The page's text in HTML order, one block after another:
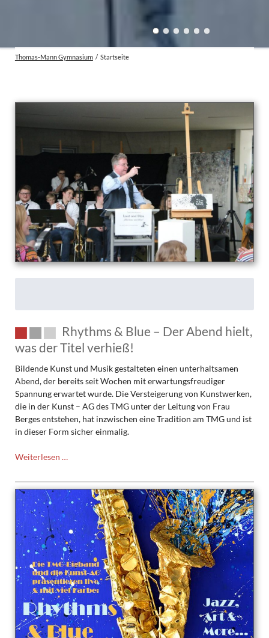
Thomas-Mann Gymnasium Startseite
Rhythms & Blue – Der Abend hielt,
was der Titel verhieß!
Bildende Kunst und Musik gestalteten einen unterhaltsamen
Abend, der bereits seit Wochen mit erwartungsfreudiger
Spannung erwartet wurde. Die Versteigerung von Kunstwerken,
die in der Kunst – AG des TMG unter der Leitung von Frau
Berges entstehen, hat inzwischen eine Tradition am TMG und ist
in dieser Form sicher einmalig.
Weiterlesen …
Blue
–
Der
Abend
hielt,
was
der
Titel
verhieß!